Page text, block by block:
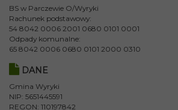
BS w Parczewie O/Wyryki
Rachunek podstawowy:
54 8042 0006 2001 0680 0101 0001
Odpady komunalne:
65 8042 0006 0680 0101 2000 0310
DANE
Gmina Wyryki
NIP: 5651445591
REGON: 110197842